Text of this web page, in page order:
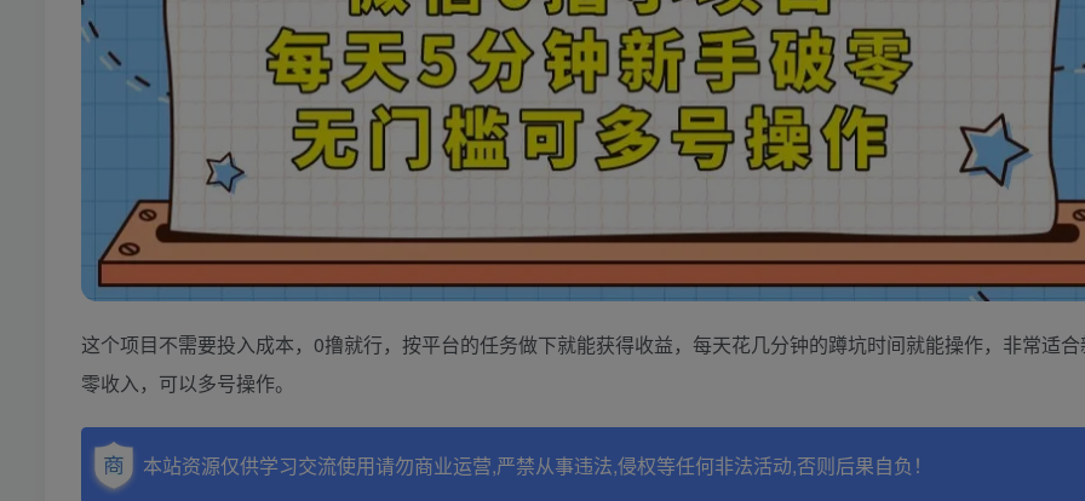
这个项目不需要投入成本，0撸就行，按平台的任务做下就能获得收益，每天花几分钟的蹲坑时间就能操作，非常适合
零收入，可以多号操作。
本站资源仅供学习交流使用请勿商业运营,严禁从事违法,侵权等任何非法活动,否则后果自负！